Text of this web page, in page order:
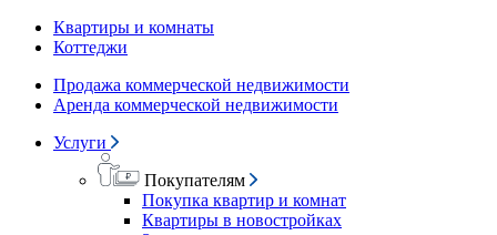
Квартиры и комнаты
Коттеджи
Продажа коммерческой недвижимости
Аренда коммерческой недвижимости
Услуги
Покупателям
Покупка квартир и комнат
Квартиры в новостройках